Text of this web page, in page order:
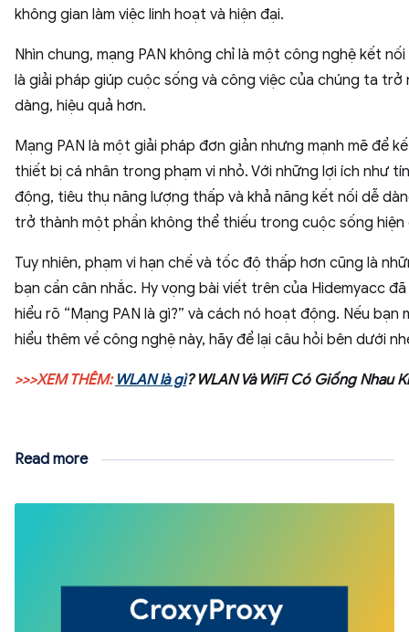
không gian làm việc linh hoạt và hiện đại.
Nhìn chung, mạng PAN không chỉ là một công nghệ kết
là giải pháp giúp cuộc sống và công việc của chúng ta trở
dàng, hiệu quả hơn.
Mạng PAN là một giải pháp đơn giản nhưng mạnh mẽ để
thiết bị cá nhân trong phạm vi nhỏ. Với những lợi ích như
động, tiêu thụ năng lượng thấp và khả năng kết nối dễ
trở thành một phần không thể thiếu trong cuộc sống
Tuy nhiên, phạm vi hạn chế và tốc độ thấp hơn cũng là
bạn cần cân nhắc. Hy vọng bài viết trên của Hidemyacc
hiểu rõ “Mạng PAN là gì?” và cách nó hoạt động. Nếu bạn
hiểu thêm về công nghệ này, hãy để lại câu hỏi bên dưới
>>>XEM THÊM: WLAN là gì? WLAN Và WiFi Có Giống Nhau
Read more